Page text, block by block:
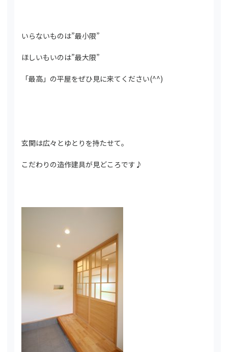
いらないものは”最小限”
ほしいもいのは”最大限”
「最高」の平屋をぜひ見に来てください(^^)
玄関は広々とゆとりを持たせて。
こだわりの造作建具が見どころです♪